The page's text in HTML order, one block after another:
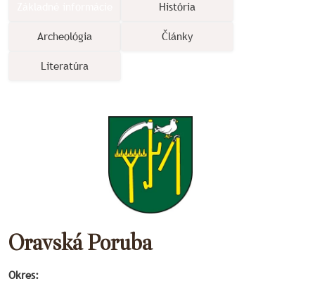
História
Archeológia Články
Literatúra
Oravská Poruba
Okres: